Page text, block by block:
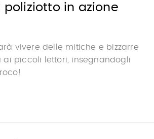
poliziotto in azione
vivere delle mitiche e bizzarre
piccoli lettori, insegnandogli